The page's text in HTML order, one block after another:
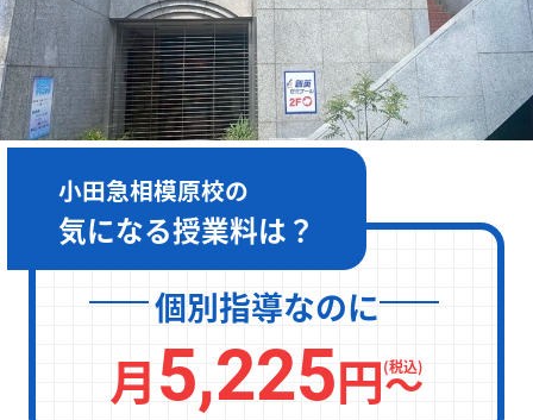
小田急相模原校の
気になる授業料は？
個別指導なのに
月5,225円〜
(税込)